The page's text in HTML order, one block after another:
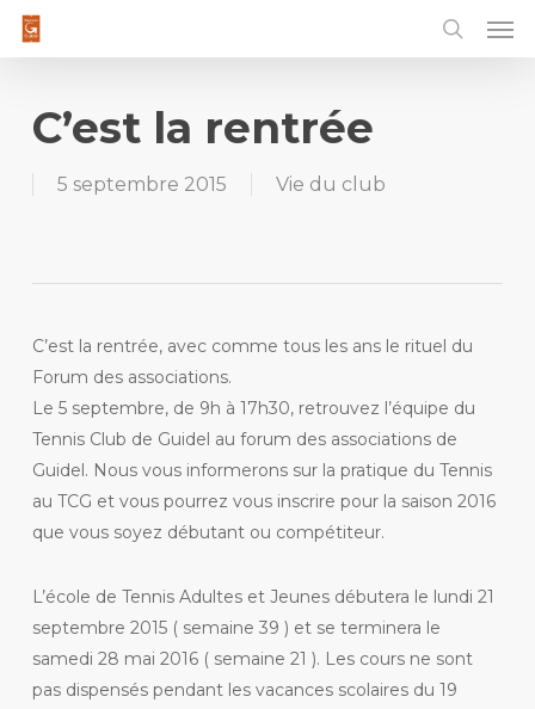
Skip
contentC’est la rentrée
5 septembre 2015 Vie du club
C’est la rentrée, avec comme tous les ans le rituel du
Forum des associations.
Le 5 septembre, de 9h à 17h30, retrouvez l’équipe du
Tennis Club de Guidel au forum des associations de
Guidel. Nous vous informerons sur la pratique du Tennis
au TCG et vous pourrez vous inscrire pour la saison 2016
que vous soyez débutant ou compétiteur.
L’école de Tennis Adultes et Jeunes débutera le lundi 21
septembre 2015 ( semaine 39 ) et se terminera le
samedi 28 mai 2016 ( semaine 21 ). Les cours ne sont
pas dispensés pendant les vacances scolaires du 19